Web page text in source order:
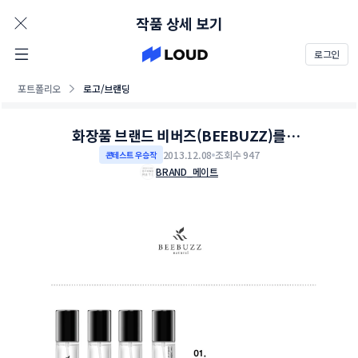
로그인
포트폴리오 로고/브랜딩
작품 상세 보기
화장품 브랜드 비버즈(BEEBUZZ)를
상징할수있는 로고 부탁드립니다.
콘테스트 우승작 2013.12.08 조회수 947
BRAND_메이트